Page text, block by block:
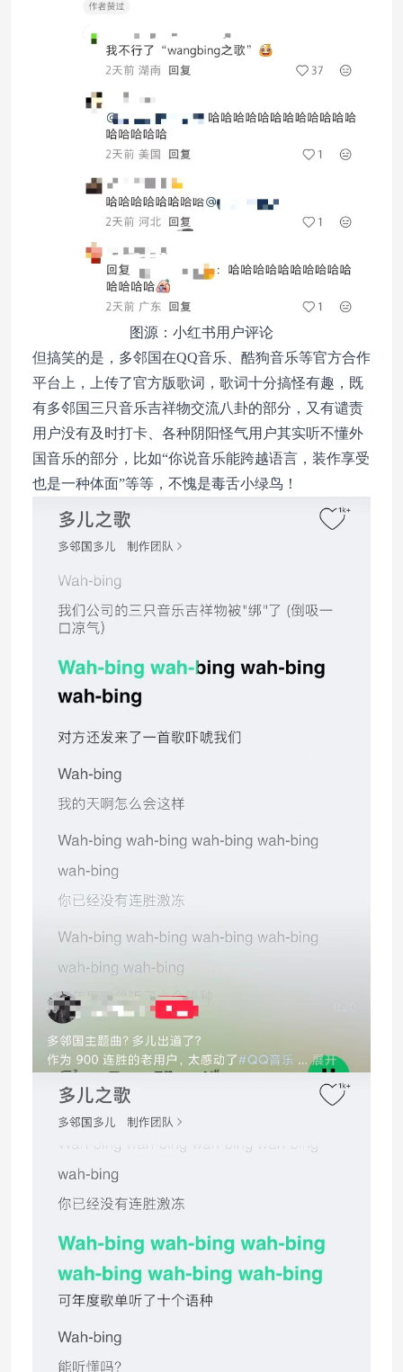
图源：小红书用户评论
但搞笑的是，多邻国在QQ音乐、酷狗音乐等官方合作
平台上，上传了官方版歌词，歌词十分搞怪有趣，既
有多邻国三只音乐吉祥物交流八卦的部分，又有谴责
用户没有及时打卡、各种阴阳怪气用户其实听不懂外
国音乐的部分，比如“你说音乐能跨越语言，装作享受
也是一种体面”等等，不愧是毒舌小绿鸟！